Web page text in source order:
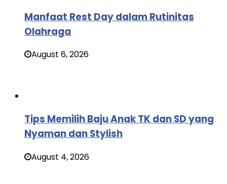
Manfaat Rest Day dalam Rutinitas
Olahraga
August 6, 2026
Tips Memilih Baju Anak TK dan SD yang
Nyaman dan Stylish
August 4, 2026